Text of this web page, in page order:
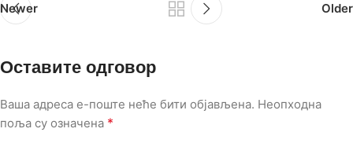
Newer Older
Оставите одговор
Ваша адреса е-поште неће бити објављена. Неопходна
поља су означена *